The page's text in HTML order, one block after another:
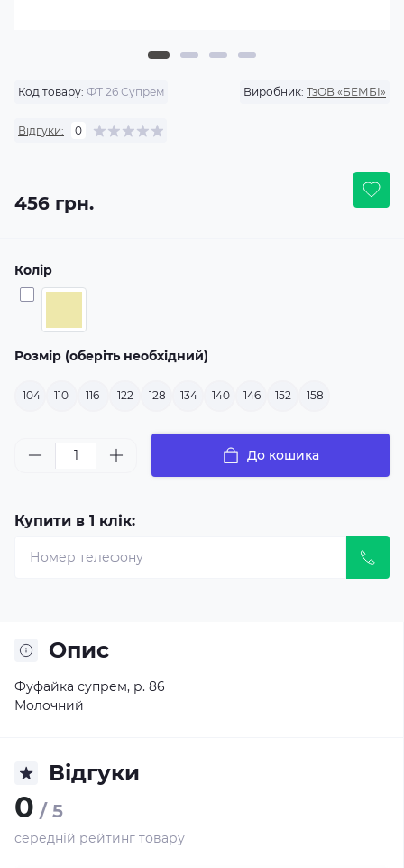
Код товару: ФТ 26 Супрем Виробник: ТзОВ «БЕМБІ»
Відгуки: 0
456 грн.
Колір
Розмір (оберіть необхідний)
104 110 116 122 128 134 140 146 152 158
До кошика
Купити в 1 клік:
Опис
Фуфайка супрем, р. 86
Молочний
Відгуки
0 / 5
середній рейтинг товару